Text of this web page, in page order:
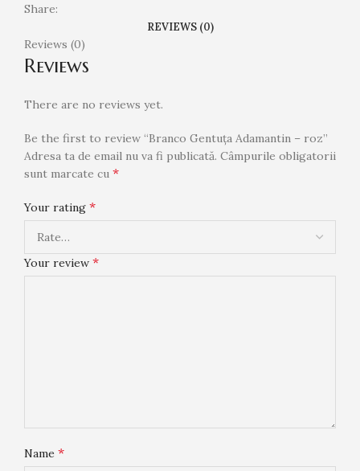
Share:
REVIEWS (0)
Reviews (0)
Reviews
There are no reviews yet.
Be the first to review “Branco Gentuța Adamantin – roz”
Adresa ta de email nu va fi publicată. Câmpurile obligatorii
sunt marcate cu *
Your rating *
Your review *
Name *